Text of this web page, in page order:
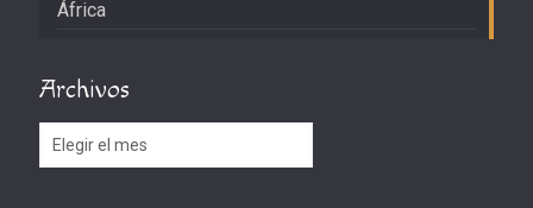
África
Archivos
Archivos